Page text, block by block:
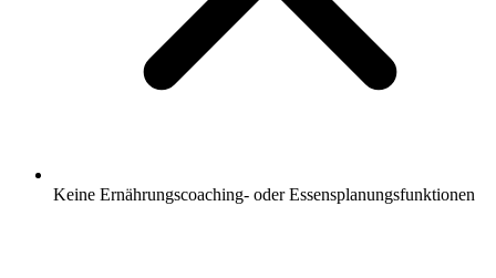
Keine Ernährungscoaching- oder Essensplanungsfunktionen